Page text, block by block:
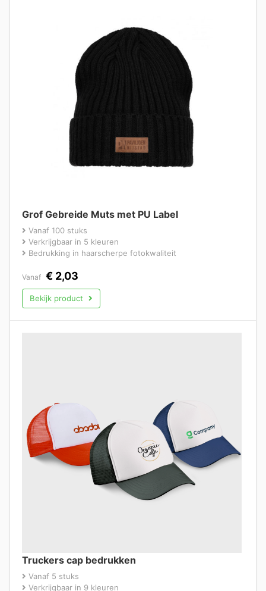
Grof Gebreide Muts met PU Label
Vanaf 100 stuks
Verkrijgbaar in 5 kleuren
Bedrukking in haarscherpe fotokwaliteit
Vanaf € 2,03
Bekijk product
Truckers cap bedrukken
Vanaf 5 stuks
Verkrijgbaar in 9 kleuren